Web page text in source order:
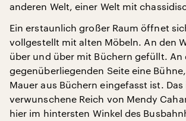
anderen Welt, einer Welt mit
Ein erstaunlich großer Raum öffnet
vollgestellt mit alten Möbeln. An den
über und über mit Büchern gefüllt. An
gegenüberliegenden Seite eine
Mauer aus Büchern eingefasst ist. Das
verwunschene Reich von Mendy
hier im hintersten Winkel des